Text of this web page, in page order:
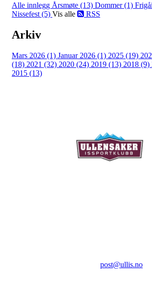
Alle innlegg Årsmøte (13) Dommer (1)
Nissefest (5) Vis alle RSS
Arkiv
Mars 2026 (1) Januar 2026 (1) 2025 (19)
(18) 2021 (32) 2020 (24) 2019 (13) 2018 (9)
2015 (13)
post@ullis.no